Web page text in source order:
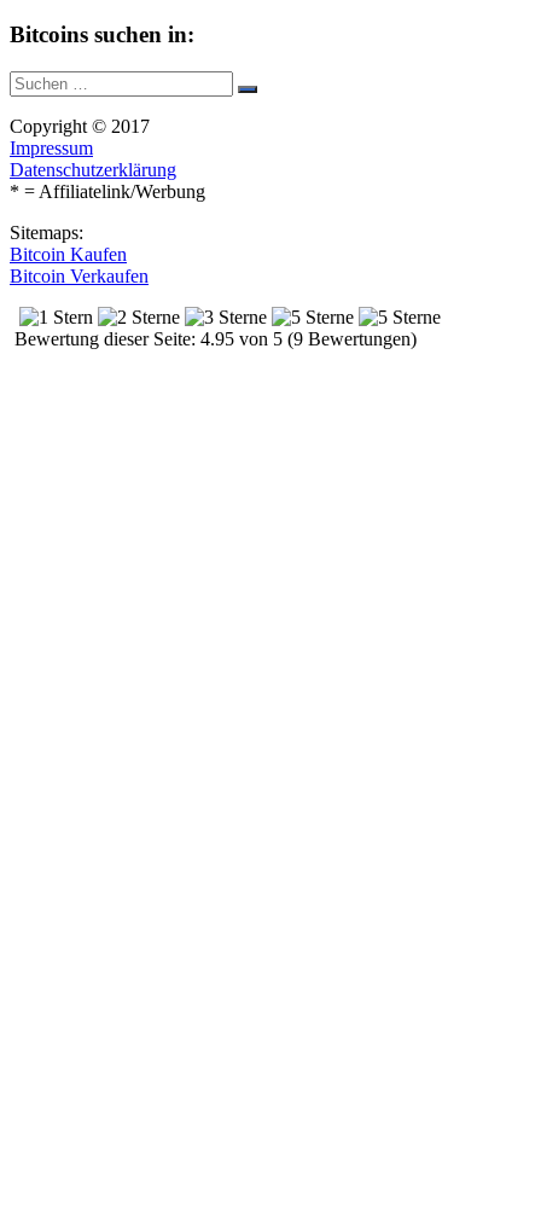
Bitcoins suchen in:
Suche
nach:
Suchen
Copyright © 2017
Impressum
Datenschutzerklärung
* = Affiliatelink/Werbung
Sitemaps:
Bitcoin Kaufen
Bitcoin Verkaufen
Bewertung dieser Seite: 4.95 von 5 (9 Bewertungen)